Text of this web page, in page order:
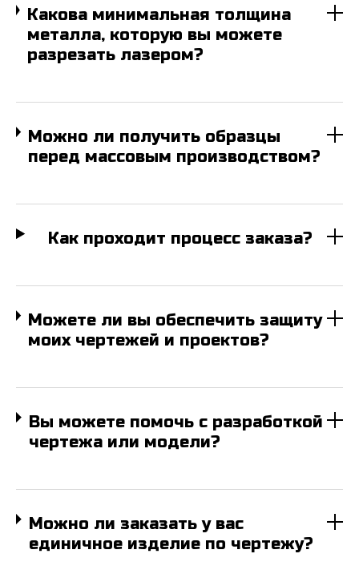
Какова минимальная толщина
металла, которую вы можете
разрезать лазером?
Можно ли получить образцы
перед массовым производством?
Как проходит процесс заказа?
Можете ли вы обеспечить защиту
моих чертежей и проектов?
Вы можете помочь с разработкой
чертежа или модели?
Можно ли заказать у вас
единичное изделие по чертежу?
ФИО*
Название компании*
E-mail*
Сообщение*
Выбрать
Прикрепить файл
на обработку
персональных данных в соответствии с
условиях и для целей, определенных
данных"